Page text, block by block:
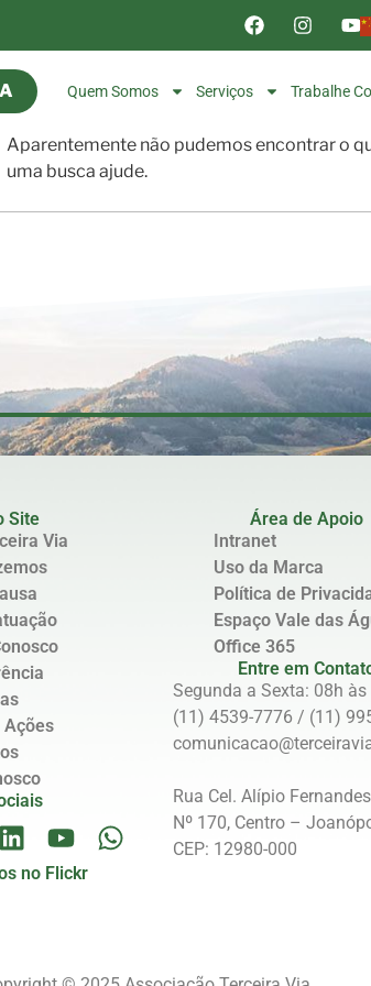
Quem Somos Serviços Trabalhe
Aparentemente não pudemos encontrar o
uma busca ajude.
Site
Via
Ações
no Flickr
Área de Apoio
Intranet
Uso da Marca
Política de
Espaço Vale das
Office 365
Entre em
Segunda a Sexta: 08h às
(11) 4539-7776 / (11)
Rua Cel. Alípio
Nº 170, Centro –
CEP: 12980-000